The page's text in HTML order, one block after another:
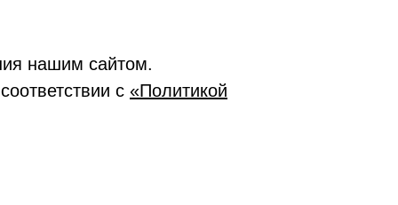
нашим сайтом.
с «Политикой